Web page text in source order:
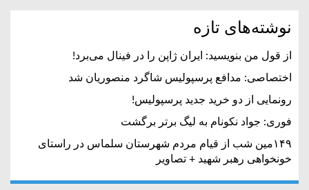
نوشته‌های تازه
از قول من بنویسید: ایران ژاپن را در فینال می‌برد!
اختصاصی: مدافع پرسپولیس شاگرد منصوریان شد
رونمایی از دو خرید جدید پرسپولیس!
فوری: جواد نکونام به لیگ برتر برگشت
۱۴۹مین شب از قیام مردم شهرستان سلماس در راستای
خونخواهی رهبر شهید + تصاویر